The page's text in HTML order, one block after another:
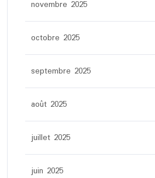
novembre 2025
octobre 2025
septembre 2025
août 2025
juillet 2025
juin 2025